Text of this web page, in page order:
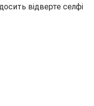
відверте селфі